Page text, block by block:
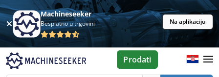
Machineseeker
Besplatno u trgovini Na aplikaciju
Prodati